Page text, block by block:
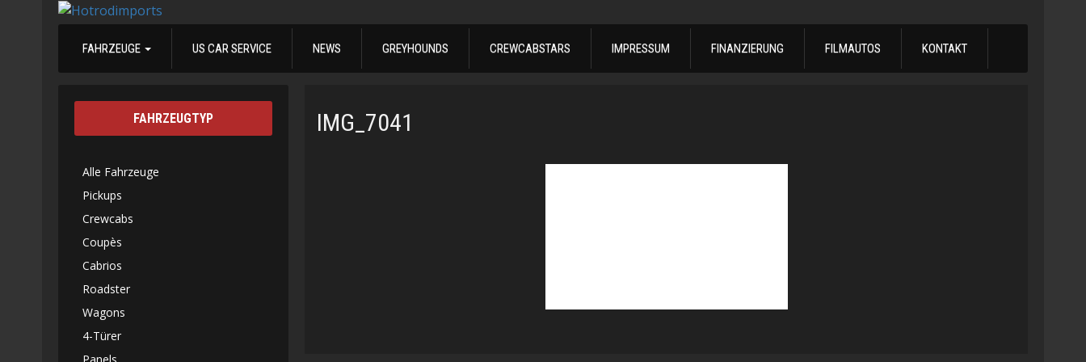
FAHRZEUGE US CAR SERVICE NEWS GREYHOUNDS CREWCABSTARS IMPRESSUM FINANZIERUNG FILMAUTOS KONTAKT
IMG_7041
FAHRZEUGTYP
Alle Fahrzeuge
Pickups
Crewcabs
Coupès
Cabrios
Roadster
Wagons
4-Türer